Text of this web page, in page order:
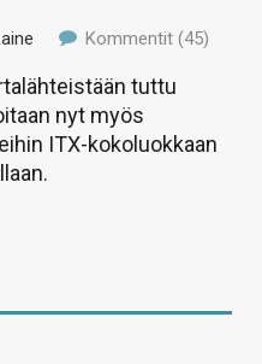
Kommentit (45)
tuttu
nyt myös
ITX-kokoluokkaan